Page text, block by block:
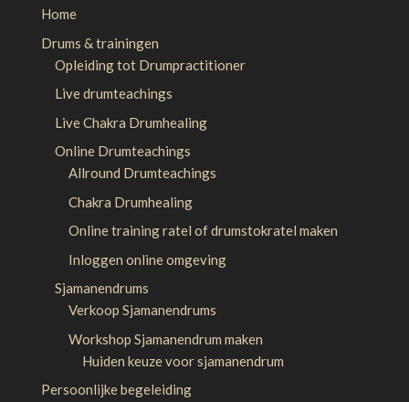
Home
Drums & trainingen
Opleiding tot Drumpractitioner
Live drumteachings
Live Chakra Drumhealing
Online Drumteachings
Allround Drumteachings
Chakra Drumhealing
Online training ratel of drumstokratel maken
Inloggen online omgeving
Sjamanendrums
Verkoop Sjamanendrums
Workshop Sjamanendrum maken
Huiden keuze voor sjamanendrum
Persoonlijke begeleiding